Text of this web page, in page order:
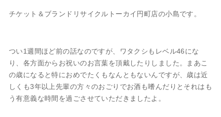
チケット＆ブランドリサイクルトーカイ円町店の小島です。
つい1週間ほど前の話なのですが、
ワタクシもレベル46にな
り、各方面からお祝いのお言葉を頂戴したりしました。まあこ
の歳になると特におめでたくもなんともないんですが、 歳は近
しくも3年以上先輩の方々のおごりでお酒も嗜んだりとそれはも
う有意義な時間を過ごさせていただきましたよ。